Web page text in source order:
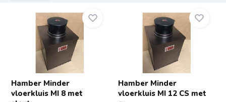
Hamber Minder
vloerkluis MI 8 met
Hamber Minder
vloerkluis MI 12 CS met